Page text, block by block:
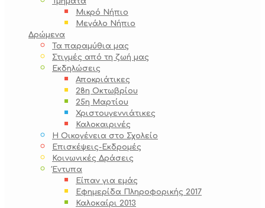
Μικρό Νήπιο
Μεγάλο Νήπιο
Δρώμενα
Τα παραμύθια μας
Στιγμές από τη ζωή μας
Εκδηλώσεις
Αποκριάτικες
28η Οκτωβρίου
25η Μαρτίου
Χριστουγεννιάτικες
Καλοκαιρινές
Η Οικογένεια στο Σχολείο
Επισκέψεις-Εκδρομές
Κοινωνικές Δράσεις
Έντυπα
Είπαν για εμάς
Εφημερίδα Πληροφορικής 2017
Καλοκαίρι 2013